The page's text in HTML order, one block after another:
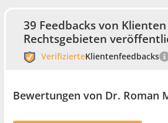
39 Feedbacks von
Rechtsgebieten
VerifizierteKlientenfeedbacks
Bewertungen von Dr. Roman